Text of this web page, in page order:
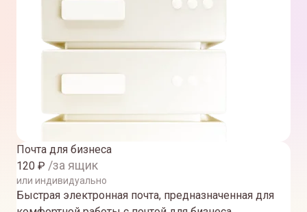
Почта для бизнеса
120 ₽ /за ящик
или индивидуально
Быстрая электронная почта, предназначенная для